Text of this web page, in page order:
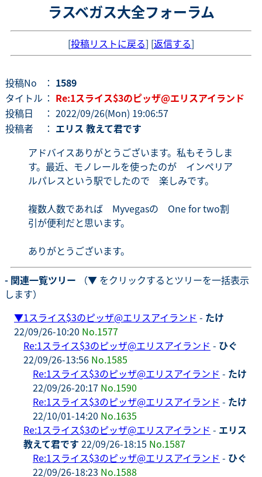
ラスベガス大全フォーラム
[投稿リストに戻る] [返信する]
投稿No ： 1589
タイトル ： Re:1スライス$3のピッザ@エリスアイランド
投稿日
： 2022/09/26(Mon) 19:06:57
投稿者
： エリス 教えて君です
アドバイスありがとうございます。私もそうしま
す。最近、モノレールを使ったのが インペリア
ルパレスという駅でしたので 楽しみです。
複数人数であれば Myvegasの One for two割
引が便利だと思います。
ありがとうございます。
- 関連一覧ツリー （▼ をクリックするとツリーを一括表示
します）
▼1スライス$3のピッザ@エリスアイランド - たけ
22/09/26-10:20 No.1577
Re:1スライス$3のピッザ@エリスアイランド - ひぐ
22/09/26-13:56 No.1585
Re:1スライス$3のピッザ@エリスアイランド - たけ
22/09/26-20:17 No.1590
Re:1スライス$3のピッザ@エリスアイランド - たけ
22/10/01-14:20 No.1635
Re:1スライス$3のピッザ@エリスアイランド - エリス
教えて君です 22/09/26-18:15 No.1587
Re:1スライス$3のピッザ@エリスアイランド - ひぐ
22/09/26-18:23 No.1588